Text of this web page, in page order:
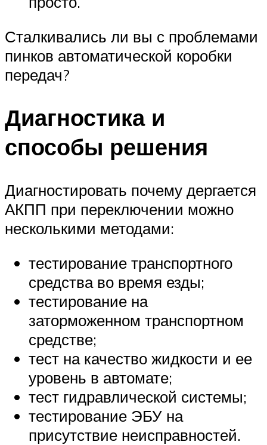
Сталкивались ли вы с проблемами
пинков автоматической коробки
передач?
Диагностика и
способы решения
Диагностировать почему дергается
АКПП при переключении можно
несколькими методами:
тестирование транспортного
средства во время езды;
тестирование на
заторможенном транспортном
средстве;
тест на качество жидкости и ее
уровень в автомате;
тест гидравлической системы;
тестирование ЭБУ на
присутствие неисправностей.